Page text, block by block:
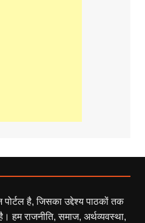
पोर्टल है, जिसका उद्देश्य पाठकों तक
हम राजनीति, समाज, अर्थव्यवस्था,